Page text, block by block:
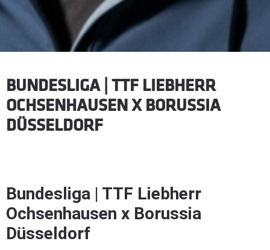
BUNDESLIGA | TTF LIEBHERR
OCHSENHAUSEN X BORUSSIA
DÜSSELDORF
Bundesliga | TTF Liebherr
Ochsenhausen x Borussia
Düsseldorf